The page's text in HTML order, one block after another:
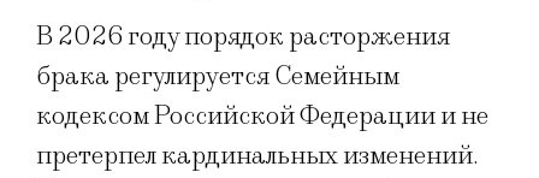
В 2026 году порядок расторжения
брака регулируется Семейным
кодексом Российской Федерации и не
претерпел кардинальных изменений.